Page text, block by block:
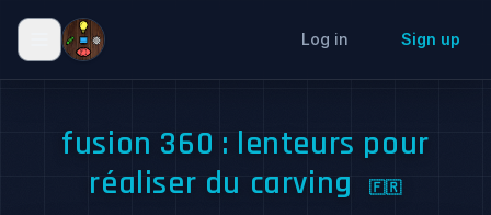
Log in Sign up
fusion 360 : lenteurs pour
réaliser du carving
🇫🇷